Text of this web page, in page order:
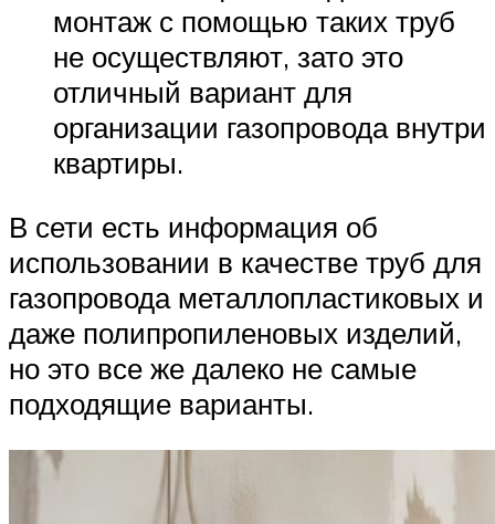
монтаж с помощью таких труб
не осуществляют, зато это
отличный вариант для
организации газопровода внутри
квартиры.
В сети есть информация об
использовании в качестве труб для
газопровода металлопластиковых и
даже полипропиленовых изделий,
но это все же далеко не самые
подходящие варианты.